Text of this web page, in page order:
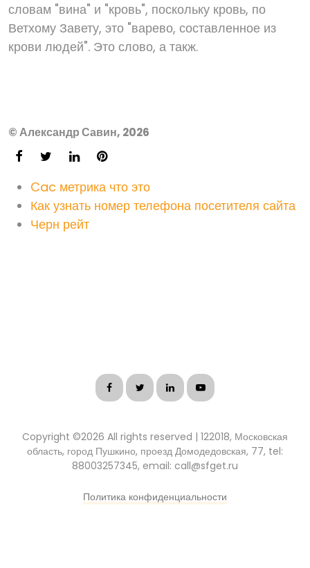
словам "вина" и "кровь", поскольку кровь, по
Ветхому Завету, это "варево, составленное из
крови людей". Это слово, а такж.
© Александр Савин, 2026
Cac метрика что это
Как узнать номер телефона посетителя сайта
Черн рейт
Copyright ©2026 All rights reserved | 122018, Московская
область, город Пушкино, проезд Домодедовская, 77, tel:
88003257345, email: call@sfget.ru
Политика конфиденциальности